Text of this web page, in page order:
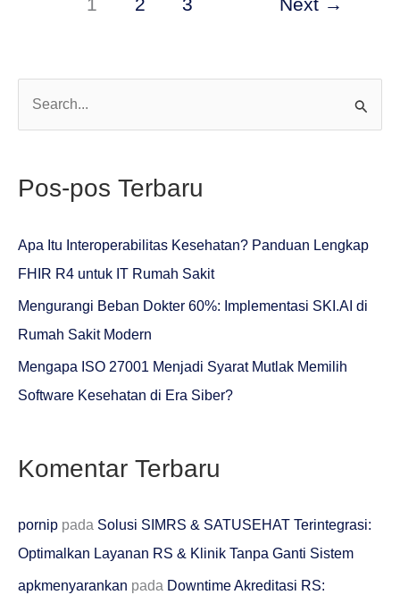
i
n
t
u
k
:
Pos-pos Terbaru
Apa Itu Interoperabilitas Kesehatan? Panduan Lengkap
FHIR R4 untuk IT Rumah Sakit
Mengurangi Beban Dokter 60%: Implementasi SKI.AI di
Rumah Sakit Modern
Mengapa ISO 27001 Menjadi Syarat Mutlak Memilih
Software Kesehatan di Era Siber?
Komentar Terbaru
pornip pada Solusi SIMRS & SATUSEHAT Terintegrasi:
Optimalkan Layanan RS & Klinik Tanpa Ganti Sistem
apkmenyarankan pada Downtime Akreditasi RS: